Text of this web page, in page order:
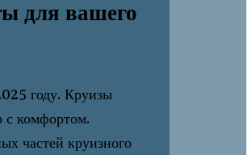
для вашего
году. Круизы
с комфортом.
частей круизного